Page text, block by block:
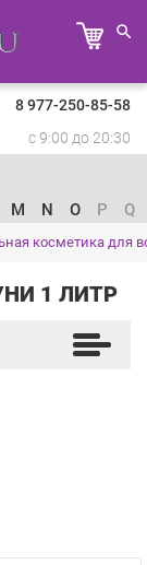
8 977-250-85-58
с 9:00 до 20:30
M N O P Q
косметика для
1 ЛИТР